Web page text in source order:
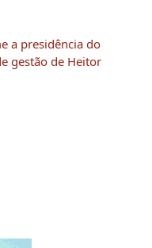
a presidência do
gestão de Heitor